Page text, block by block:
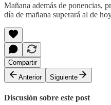
Mañana además de ponencias,
día de mañana superará al de
Compartir
Anterior
Siguiente
Discusión sobre este post